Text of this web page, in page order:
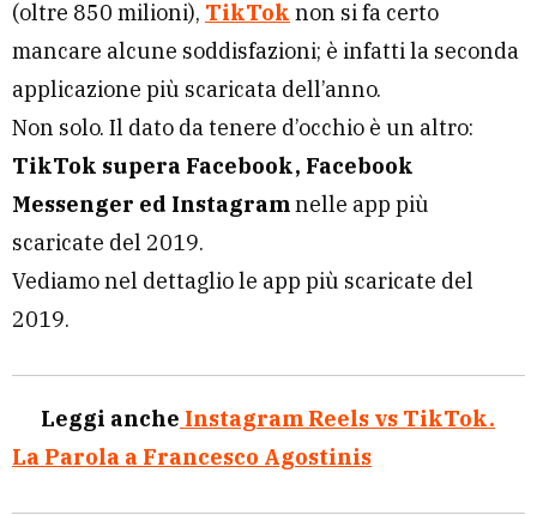
(oltre 850 milioni), TikTok non si fa certo
mancare alcune soddisfazioni; è infatti la seconda
applicazione più scaricata dell’anno.
Non solo. Il dato da tenere d’occhio è un altro:
TikTok supera Facebook, Facebook
Messenger ed Instagramnelle app più
scaricate del 2019.
Vediamo nel dettaglio le app più scaricate del
2019.
Leggi anche Instagram Reels vs TikTok.
La Parola a Francesco Agostinis